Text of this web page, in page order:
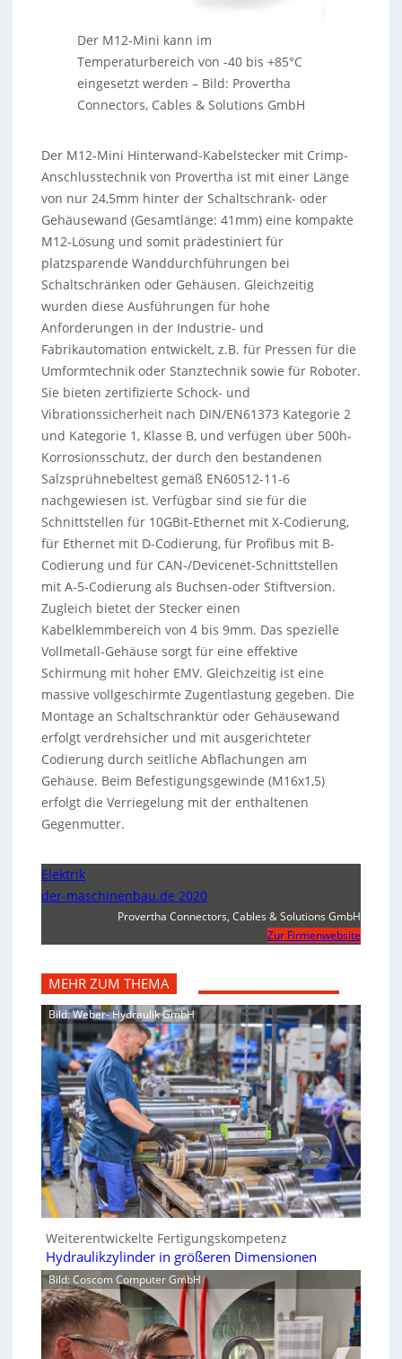
Der M12-Mini kann im
Temperaturbereich von -40 bis +85°C
eingesetzt werden – Bild: Provertha
Connectors, Cables & Solutions GmbH
Der M12-Mini Hinterwand-Kabelstecker mit Crimp-
Anschlusstechnik von Provertha ist mit einer Länge
von nur 24,5mm hinter der Schaltschrank- oder
Gehäusewand (Gesamtlänge: 41mm) eine kompakte
M12-Lösung und somit prädestiniert für
platzsparende Wanddurchführungen bei
Schaltschränken oder Gehäusen. Gleichzeitig
wurden diese Ausführungen für hohe
Anforderungen in der Industrie- und
Fabrikautomation entwickelt, z.B. für Pressen für die
Umformtechnik oder Stanztechnik sowie für Roboter.
Sie bieten zertifizierte Schock- und
Vibrationssicherheit nach DIN/EN61373 Kategorie 2
und Kategorie 1, Klasse B, und verfügen über 500h-
Korrosionsschutz, der durch den bestandenen
Salzsprühnebeltest gemäß EN60512-11-6
nachgewiesen ist. Verfügbar sind sie für die
Schnittstellen für 10GBit-Ethernet mit X-Codierung,
für Ethernet mit D-Codierung, für Profibus mit B-
Codierung und für CAN-/Devicenet-Schnittstellen
mit A-5-Codierung als Buchsen-oder Stiftversion.
Zugleich bietet der Stecker einen
Kabelklemmbereich von 4 bis 9mm. Das spezielle
Vollmetall-Gehäuse sorgt für eine effektive
Schirmung mit hoher EMV. Gleichzeitig ist eine
massive vollgeschirmte Zugentlastung gegeben. Die
Montage an Schaltschranktür oder Gehäusewand
erfolgt verdrehsicher und mit ausgerichteter
Codierung durch seitliche Abflachungen am
Gehäuse. Beim Befestigungsgewinde (M16x1,5)
erfolgt die Verriegelung mit der enthaltenen
Gegenmutter.
Elektrik
der-maschinenbau.de 2020
Provertha Connectors, Cables & Solutions GmbH
Zur Firmenwebsite
MEHR ZUM THEMA
Bild: Weber- Hydraulik GmbH
Weiterentwickelte Fertigungskompetenz
Hydraulikzylinder in größeren Dimensionen
Bild: Coscom Computer GmbH